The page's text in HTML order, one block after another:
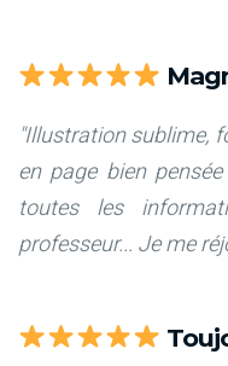
"Illustration sublime,
en page bien
toutes les
professeur... Je me